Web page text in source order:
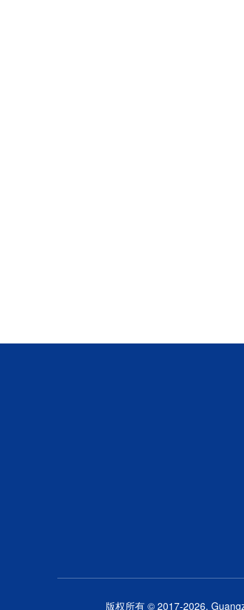
版权所有 © 2017-2026.